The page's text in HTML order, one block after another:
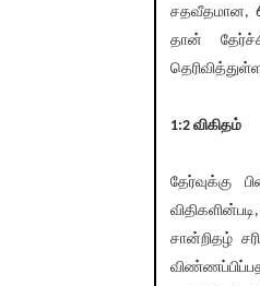
சதவீதமான,
தான்
1:2 விகிதம்
தேர்வுக்கு
சான்றிதழ்